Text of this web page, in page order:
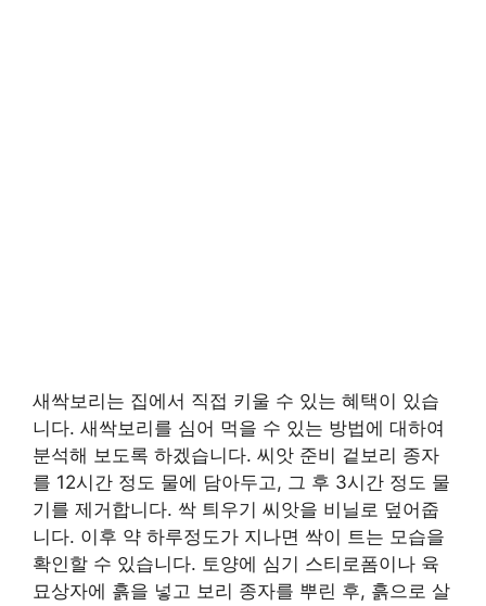
새싹보리는 집에서 직접 키울 수 있는 혜택이 있습
니다. 새싹보리를 심어 먹을 수 있는 방법에 대하여
분석해 보도록 하겠습니다. 씨앗 준비 겉보리 종자
를 12시간 정도 물에 담아두고, 그 후 3시간 정도 물
기를 제거합니다. 싹 틔우기 씨앗을 비닐로 덮어줍
니다. 이후 약 하루정도가 지나면 싹이 트는 모습을
확인할 수 있습니다. 토양에 심기 스티로폼이나 육
묘상자에 흙을 넣고 보리 종자를 뿌린 후, 흙으로 살